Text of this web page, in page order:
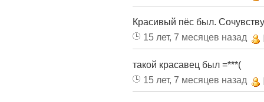
Красивый пёс был.
15 лет, 7 месяцев назад
такой красавец был =***(
15 лет, 7 месяцев назад